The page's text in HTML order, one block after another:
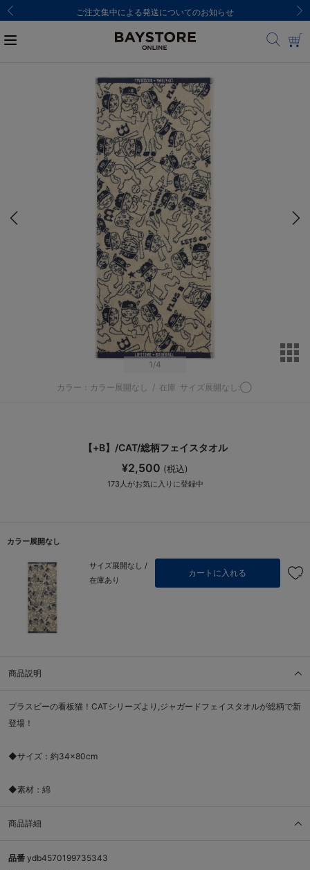
ご注文集中による発送についてのお知らせ
1 /4
カラー：カラー展開なし / 在庫 サイズ展開なし:◯
【+B】/CAT/総柄フェイスタオル
¥2,500 (税込)
173 人がお気に入りに登録中
カラー展開なし
サイズ展開なし /
在庫あり
カートに入れる
商品説明
プラスビーの看板猫！CATシリーズより,ジャガードフェイスタオルが総柄で新
登場！
◆サイズ：約34×80cm
◆素材：綿
商品詳細
品番 ydb4570199735343